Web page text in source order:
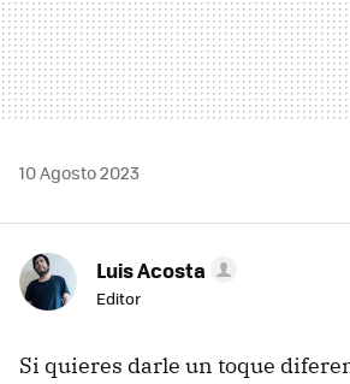
10 Agosto 2023
Luis Acosta
Editor
Si quieres darle un toque